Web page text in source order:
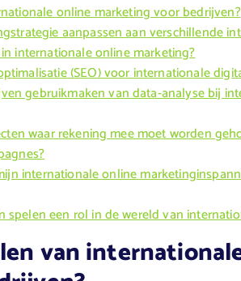
online marketing voor bedrijven?
aanpassen aan verschillende
internationale online marketing?
(SEO) voor internationale
gebruikmaken van data-analyse bij
waar rekening mee moet worden
internationale online
spelen een rol in de wereld van
van